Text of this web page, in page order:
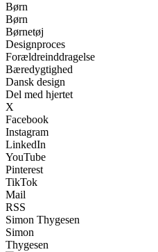
Børn
Børn
Børnetøj
Designproces
Forældreinddragelse
Bæredygtighed
Dansk design
Del med hjertet
X
Facebook
Instagram
LinkedIn
YouTube
Pinterest
TikTok
Mail
RSS
Simon Thygesen
Simon
Thygesen